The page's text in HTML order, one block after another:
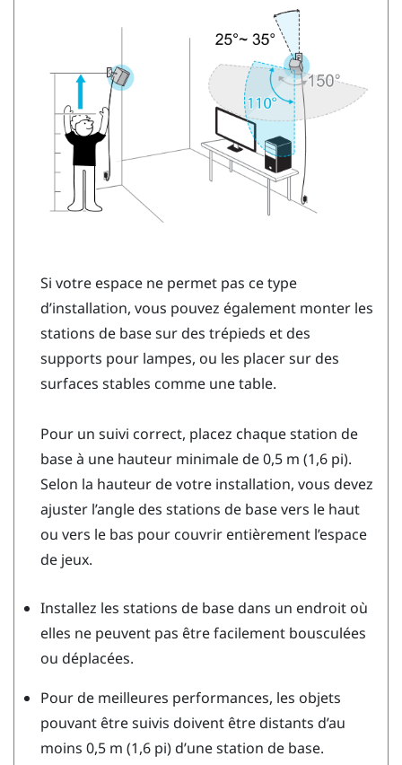
Si votre espace ne permet pas ce type
d’installation, vous pouvez également monter les
stations de base sur des trépieds et des
supports pour lampes, ou les placer sur des
surfaces stables comme une table.
Pour un suivi correct, placez chaque station de
base à une hauteur minimale de 0,5 m (1,6 pi).
Selon la hauteur de votre installation, vous devez
ajuster l’angle des stations de base vers le haut
ou vers le bas pour couvrir entièrement l’espace
de jeux.
Installez les stations de base dans un endroit où
elles ne peuvent pas être facilement bousculées
ou déplacées.
Pour de meilleures performances, les objets
pouvant être suivis doivent être distants d’au
moins 0,5 m (1,6 pi) d’une station de base.